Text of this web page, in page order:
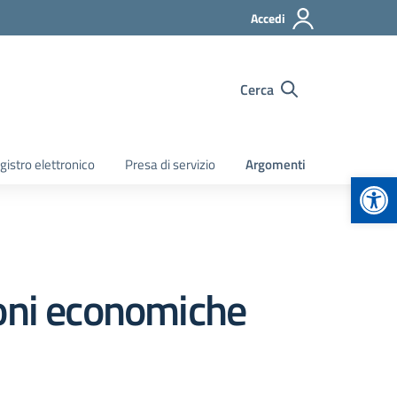
Accedi
Cerca
elettronico Presa di servizio Argomenti
economiche